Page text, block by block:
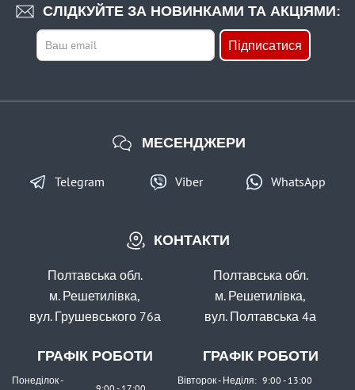
15 грн
15 грн 4 шт.
КУПИТИ
СЛІДКУЙТЕ ЗА НОВИНКАМИ ТА АКЦІЯМИ:
Підписатися
КОНТАКТИ
Полтавська обл.
м. Решетилівка,
вул. Грушевського 76а
ГРАФІК РОБОТИ
Понеділок -
9:00 - 17:00
Полтавська обл.
м. Решетилівка,
вул. Полтавська 4а
ГРАФІК РОБОТИ
Вівторок - Неділя: 9:00 - 13:00
МЕСЕНДЖЕРИ
Telegram Viber WhatsApp